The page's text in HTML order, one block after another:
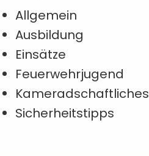
Allgemein
Ausbildung
Einsätze
Feuerwehrjugend
Kameradschaftliches
Sicherheitstipps